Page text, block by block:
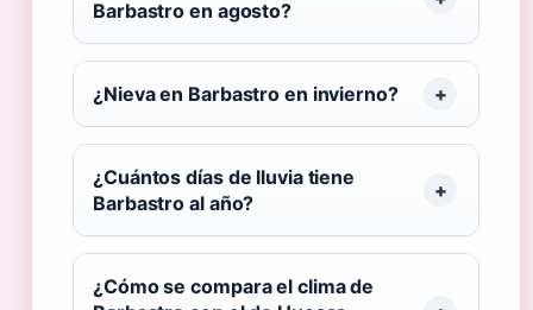
Barbastro en agosto?
¿Nieva en Barbastro en invierno?
¿Cuántos días de lluvia tiene
Barbastro al año?
¿Cómo se compara el clima de